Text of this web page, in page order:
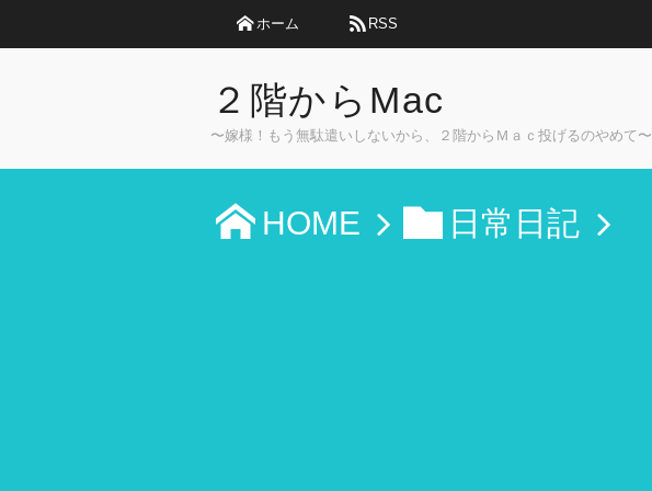
ホーム RSS
２階からMac
〜嫁様！もう無駄遣いしないから、２階からＭａｃ投げるのやめて〜
HOME 日常日記